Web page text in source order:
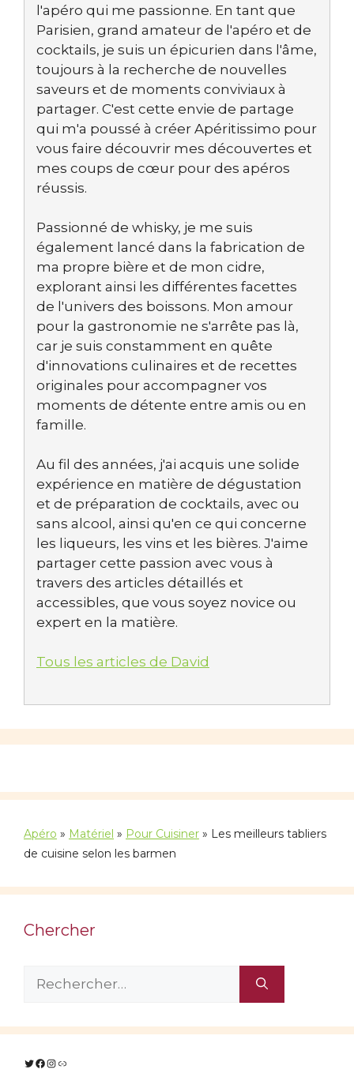
l'apéro qui me passionne. En tant que
Parisien, grand amateur de l'apéro et de
cocktails, je suis un épicurien dans l'âme,
toujours à la recherche de nouvelles
saveurs et de moments conviviaux à
partager. C'est cette envie de partage
qui m'a poussé à créer Apéritissimo pour
vous faire découvrir mes découvertes et
mes coups de cœur pour des apéros
réussis.
Passionné de whisky, je me suis
également lancé dans la fabrication de
ma propre bière et de mon cidre,
explorant ainsi les différentes facettes
de l'univers des boissons. Mon amour
pour la gastronomie ne s'arrête pas là,
car je suis constamment en quête
d'innovations culinaires et de recettes
originales pour accompagner vos
moments de détente entre amis ou en
famille.
Au fil des années, j'ai acquis une solide
expérience en matière de dégustation
et de préparation de cocktails, avec ou
sans alcool, ainsi qu'en ce qui concerne
les liqueurs, les vins et les bières. J'aime
partager cette passion avec vous à
travers des articles détaillés et
accessibles, que vous soyez novice ou
expert en la matière.
Tous les articles de David
Apéro » Matériel » Pour Cuisiner » Les meilleurs tabliers
de cuisine selon les barmen
Chercher
Twitter
Facebook
Instagram
Lien